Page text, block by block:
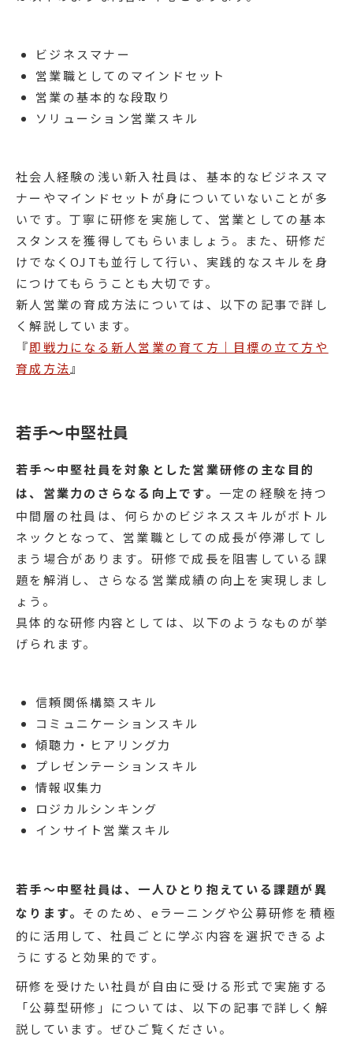
ビジネスマナー
営業職としてのマインドセット
営業の基本的な段取り
ソリューション営業スキル
社会人経験の浅い新入社員は、基本的なビジネスマ
ナーやマインドセットが身についていないことが多
いです。丁寧に研修を実施して、営業としての基本
スタンスを獲得してもらいましょう。また、研修だ
けでなくOJTも並行して行い、実践的なスキルを身
につけてもらうことも大切です。
新人営業の育成方法については、以下の記事で詳し
く解説しています。
『即戦力になる新人営業の育て方｜目標の立て方や
育成方法 』
若手～中堅社員
若手〜中堅社員を対象とした営業研修の主な目的
は、営業力のさらなる向上です。 一定の経験を持つ
中間層の社員は、何らかのビジネススキルがボトル
ネックとなって、営業職としての成長が停滞してし
まう場合があります。研修で成長を阻害している課
題を解消し、さらなる営業成績の向上を実現しまし
ょう。
具体的な研修内容としては、以下のようなものが挙
げられます。
信頼関係構築スキル
コミュニケーションスキル
傾聴力・ヒアリング力
プレゼンテーションスキル
情報収集力
ロジカルシンキング
インサイト営業スキル
若手〜中堅社員は、一人ひとり抱えている課題が異
なります。 そのため、eラーニングや公募研修を積極
的に活用して、社員ごとに学ぶ内容を選択できるよ
うにすると効果的です。
研修を受けたい社員が自由に受ける形式で実施する
「公募型研修」については、以下の記事で詳しく解
説しています。ぜひご覧ください。